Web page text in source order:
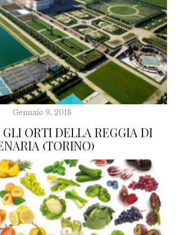
Gennaio 9, 2018
GLI ORTI DELLA REGGIA DI
(TORINO)